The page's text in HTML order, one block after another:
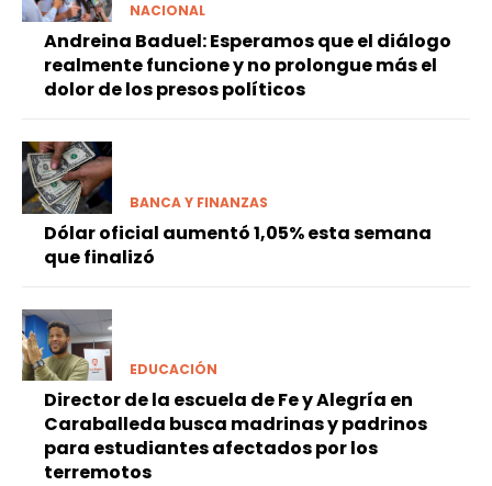
NACIONAL
Andreina Baduel: Esperamos que el diálogo
realmente funcione y no prolongue más el
dolor de los presos políticos
BANCA Y FINANZAS
Dólar oficial aumentó 1,05% esta semana
que finalizó
EDUCACIÓN
Director de la escuela de Fe y Alegría en
Caraballeda busca madrinas y padrinos
para estudiantes afectados por los
terremotos